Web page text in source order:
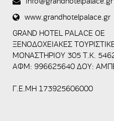
submissions.
5+2
www.grandhotelpalace.gr
GRAND HOTEL PALACE OE
ΞΕΝΟΔΟΧΕΙΑΚΕΣ
ΜΟΝΑΣΤΗΡΙΟΥ 305 Τ.Κ.
ΑΦΜ: 996625640 ΔΟΥ:
Γ.Ε.ΜΗ 173925606000